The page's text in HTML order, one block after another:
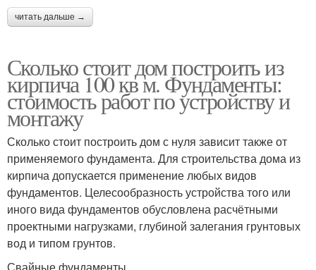
читать дальше →
Сколько стоит дом построить из
кирпича 100 кв м. Фундаменты:
стоимость работ по устройству и
монтажу
Сколько стоит построить дом с нуля зависит также от
применяемого фундамента. Для строительства дома из
кирпича допускается применение любых видов
фундаментов. Целесообразность устройства того или
иного вида фундаментов обусловлена расчётными
проектными нагрузками, глубиной залегания грунтовых
вод и типом грунтов.